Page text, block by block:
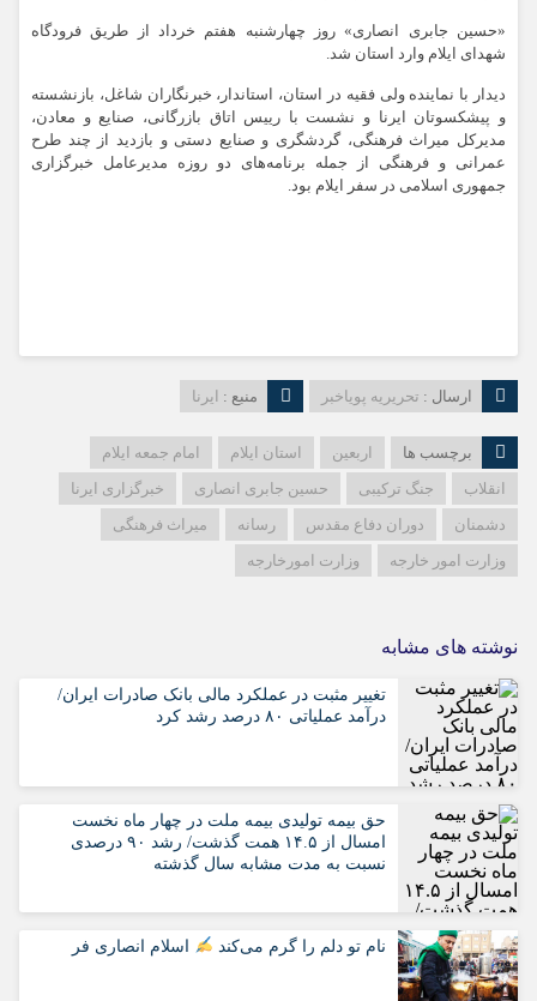
«حسین جابری انصاری» روز چهارشنبه هفتم خرداد از طریق فرودگاه
شهدای ایلام وارد استان شد.
دیدار با نماینده ولی فقیه در استان، استاندار، خبرنگاران شاغل، بازنشسته
و پیشکسوتان ایرنا و نشست با رییس اتاق بازرگانی، صنایع و معادن،
مدیرکل میراث فرهنگی، گردشگری و صنایع دستی و بازدید از چند طرح
عمرانی و فرهنگی از جمله برنامه‌های دو روزه مدیرعامل خبرگزاری
جمهوری اسلامی در سفر ایلام بود.
ارسال : تحریریه پویاخبر منبع : ایرنا
برچسب ها اربعین استان ایلام
امام جمعه ایلام
انقلاب
جنگ ترکیبی حسین جابری انصاری
خبرگزاری ایرنا
دشمنان
دوران دفاع مقدس رسانه‌
میراث فرهنگی
وزارت امور خارجه
وزارت امورخارجه
نوشته های مشابه
تغییر مثبت در عملکرد مالی بانک صادرات ایران/
درآمد عملیاتی ۸۰ درصد رشد کرد
حق بیمه تولیدی بیمه ملت در چهار ماه نخست
امسال از ۱۴.۵ همت گذشت/ رشد ۹۰ درصدی
نسبت به مدت مشابه سال گذشته
نام تو دلم را گرم می‌کند اسلام انصاری فر